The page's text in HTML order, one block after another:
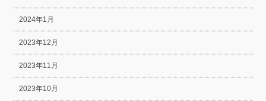
2024年1月
2023年12月
2023年11月
2023年10月